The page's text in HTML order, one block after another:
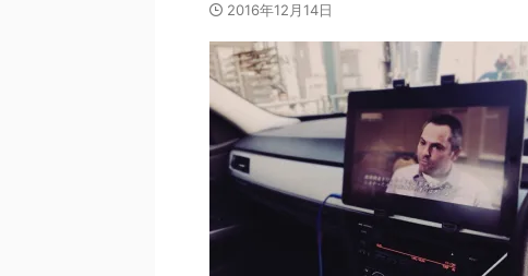
2016年12月14日